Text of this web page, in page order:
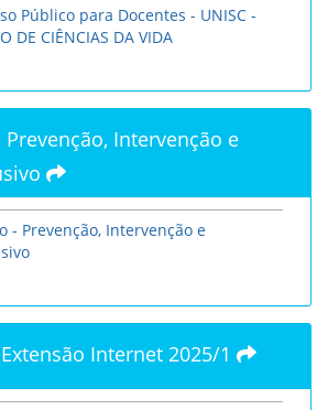
Público para Docentes - UNISC -
DE CIÊNCIAS DA VIDA
Intervenção e
- Prevenção, Intervenção e
Internet 2025/1